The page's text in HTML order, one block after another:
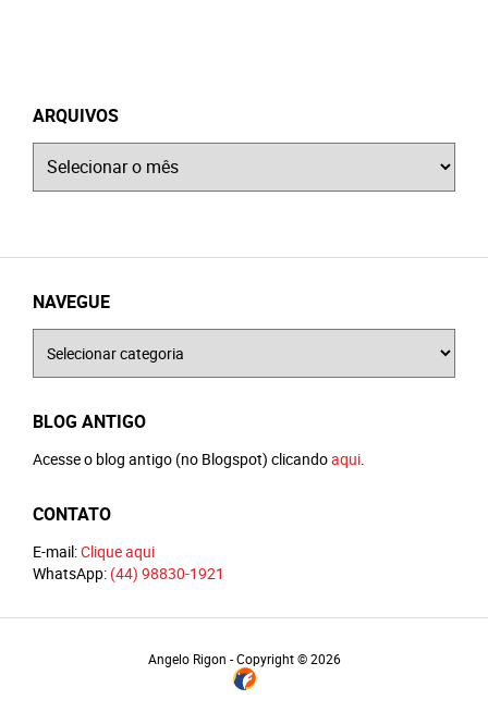
ARQUIVOS
Arquivos
NAVEGUE
BLOG ANTIGO
Acesse o blog antigo (no Blogspot) clicandoaqui
CONTATO
E-mail:Clique aqui
WhatsApp: (44) 98830-1921
Angelo Rigon - Copyright © 2026